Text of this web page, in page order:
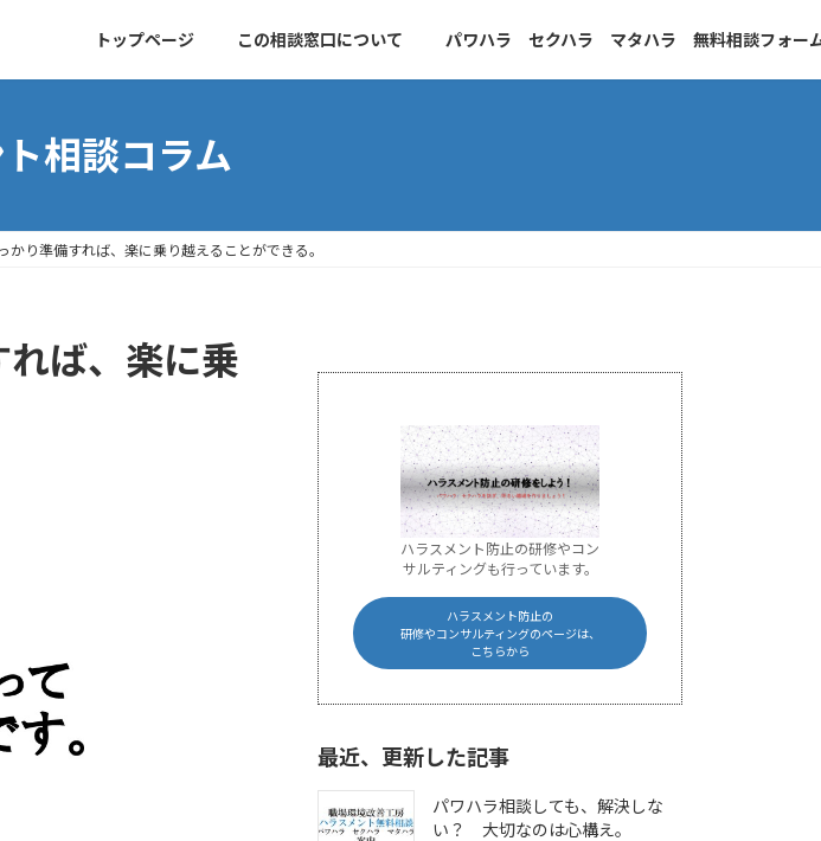
トップページ この相談窓口について パワハラ セクハラ マタハラ 無料相談フォー
相談コラム
かり準備すれば、楽に乗り越えることができる。
ば、楽に乗
ハラスメント防止の研修やコン
サルティングも行っています。
ハラスメント防止の
研修やコンサルティングのページは、
こちらから
最近、更新した記事
パワハラ相談しても、解決しな
い？ 大切なのは心構え。